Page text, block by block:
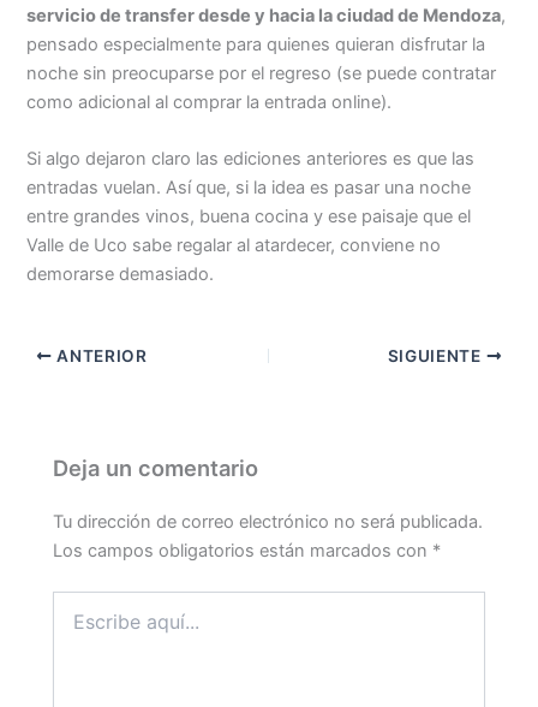
servicio de transfer desde y hacia la ciudad de Mendoza,
pensado especialmente para quienes quieran disfrutar la
noche sin preocuparse por el regreso (se puede contratar
como adicional al comprar la entrada online).
Si algo dejaron claro las ediciones anteriores es que las
entradas vuelan. Así que, si la idea es pasar una noche
entre grandes vinos, buena cocina y ese paisaje que el
Valle de Uco sabe regalar al atardecer, conviene no
demorarse demasiado.
ANTERIOR SIGUIENTE
Deja un comentario
Tu dirección de correo electrónico no será publicada.
Los campos obligatorios están marcados con *
aquí...